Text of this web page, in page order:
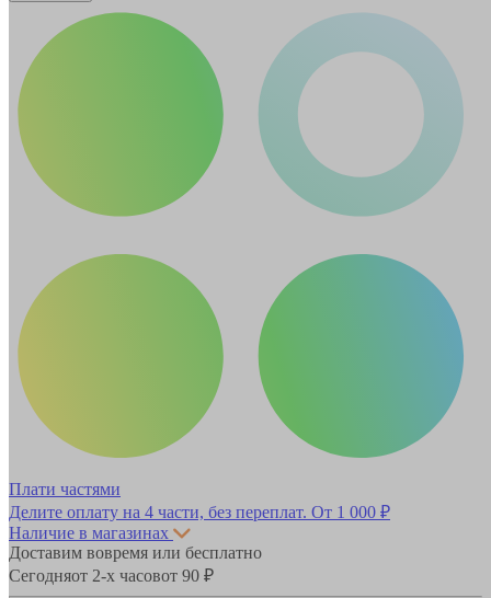
Плати частями
Делите оплату на 4 части, без переплат. От 1 000 ₽
Наличие в магазинах
Доставим вовремя или бесплатно
Сегодняот 2-х часовот 90 ₽